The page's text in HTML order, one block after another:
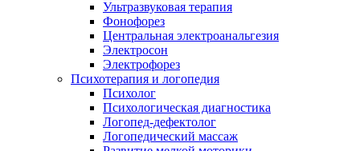
Ультразвуковая терапия
Фонофорез
Центральная электроанальгезия
Электросон
Электрофорез
Психотерапия и логопедия
Психолог
Психологическая диагностика
Логопед-дефектолог
Логопедический массаж